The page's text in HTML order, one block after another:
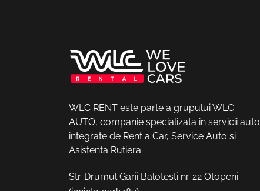
WLC RENT este parte a grupului WLC
AUTO, companie specializata in servicii auto
integrate de Rent a Car, Service Auto si
Asistenta Rutiera
Str. Drumul Garii Balotesti nr. 22 Otopeni